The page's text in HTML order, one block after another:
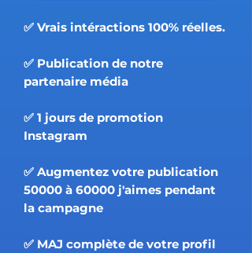
✅ Vrais intéractions 100% réelles.
✅ Publication de notre
partenaire média
✅ 1 jours de promotion
Instagram
✅ Augmentez votre publication
50000 à 60000 j'aimes pendant
la campagne
✅ MAJ complète de votre profil